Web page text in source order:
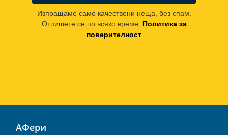
Изпращаме само качествени неща, без спам.
Отпишете се по всяко време. Политика за
поверителност
АФери